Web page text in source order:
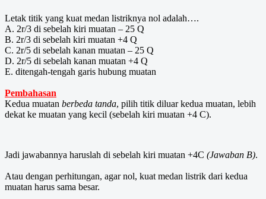
Letak titik yang kuat medan listriknya nol adalah….
A. 2r/3 di sebelah kiri muatan – 25 Q
B. 2r/3 di sebelah kiri muatan +4 Q
C. 2r/5 di sebelah kanan muatan – 25 Q
D. 2r/5 di sebelah kanan muatan +4 Q
E. ditengah-tengah garis hubung muatan
Pembahasan
Kedua muatan berbeda tanda, pilih titik diluar kedua muatan, lebih
dekat ke muatan yang kecil (sebelah kiri muatan +4 C).
Jadi jawabannya haruslah di sebelah kiri muatan +4C (Jawaban B).
Atau dengan perhitungan, agar nol, kuat medan listrik dari kedua
muatan harus sama besar.